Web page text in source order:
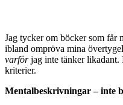
Jag tycker om böcker som får
ibland ompröva mina
varförjag inte tänker likadant.
kriterier.
Mentalbeskrivningar – inte